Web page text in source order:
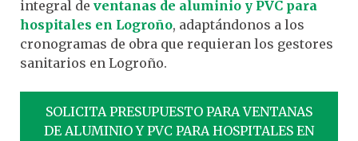
integral de ventanas de aluminio y PVC para
hospitales en Logroño, adaptándonos a los
cronogramas de obra que requieran los gestores
sanitarios en Logroño.
SOLICITA PRESUPUESTO PARA VENTANAS
DE ALUMINIO Y PVC PARA HOSPITALES EN